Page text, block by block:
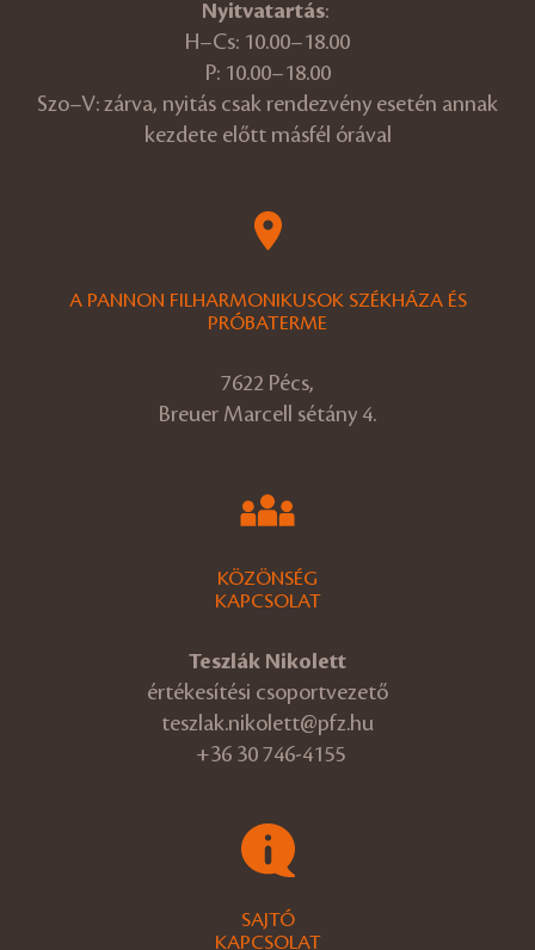
Nyitvatartás:
H–Cs: 10.00–18.00
P: 10.00–18.00
Szo–V: zárva, nyitás csak rendezvény esetén annak
kezdete előtt másfél órával
A PANNON FILHARMONIKUSOK SZÉKHÁZA ÉS
PRÓBATERME
7622 Pécs,
Breuer Marcell sétány 4.
KÖZÖNSÉG
KAPCSOLAT
Teszlák Nikolett
értékesítési csoportvezető
teszlak.nikolett@pfz.hu
+36 30 746-4155
SAJTÓ
KAPCSOLAT